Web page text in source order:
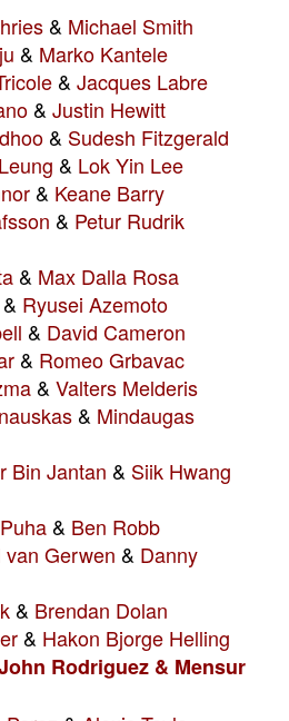
& Michael Smith
& Marko Kantele
& Jacques Labre
& Justin Hewitt
& Sudesh Fitzgerald
& Lok Yin Lee
& Keane Barry
& Petur Rudrik
& Max Dalla Rosa
& Ryusei Azemoto
& David Cameron
& Romeo Grbavac
& Valters Melderis
& Mindaugas
Bin Jantan & Siik Hwang
& Ben Robb
van Gerwen & Danny
& Brendan Dolan
& Hakon Bjorge Helling
Rodriguez & Mensur